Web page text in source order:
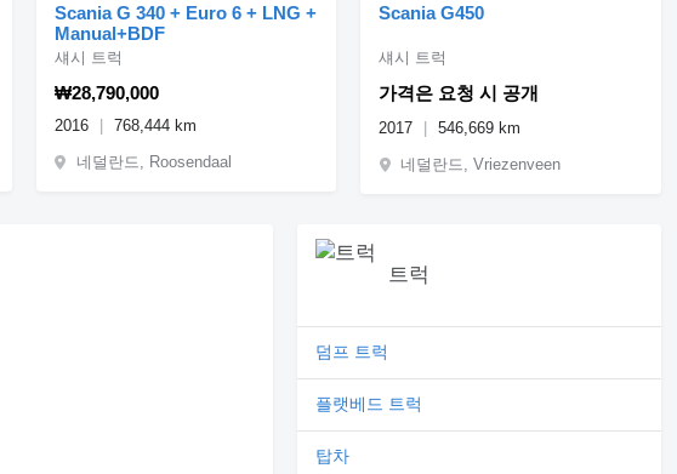
Scania G 340 + Euro 6 + LNG +
Manual+BDF
₩28,790,000
섀시 트럭
2016
768,444 km
네덜란드, Roosendaal
Scania G450
가격은 요청 시 공개
섀시 트럭
2017
546,669 km
네덜란드, Vriezenveen
트럭
덤프 트럭
플랫베드 트럭
탑차